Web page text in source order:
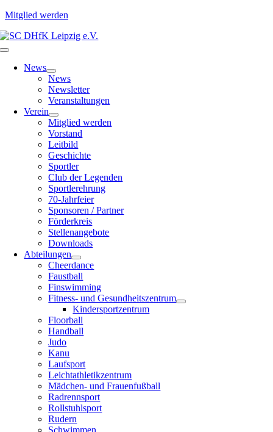
Mitglied werden
Zum
Inhalt
Toggle
NavigationNews
News
Newsletter
Veranstaltungen
Verein
Mitglied werden
Vorstand
Leitbild
Geschichte
Sportler
Club der Legenden
Sportlerehrung
70-Jahrfeier
Sponsoren / Partner
Förderkreis
Stellenangebote
Downloads
Abteilungen
Cheerdance
Faustball
Finswimming
Fitness- und Gesundheitszentrum
Kindersportzentrum
Floorball
Handball
Judo
Kanu
Laufsport
Leichtathletikzentrum
Mädchen- und Frauenfußball
Radrennsport
Rollstuhlsport
Rudern
Schwimmen